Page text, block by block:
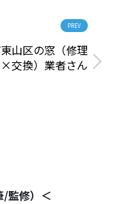
PREV
山区の窓（修理
×交換）業者さん
/監修）＜